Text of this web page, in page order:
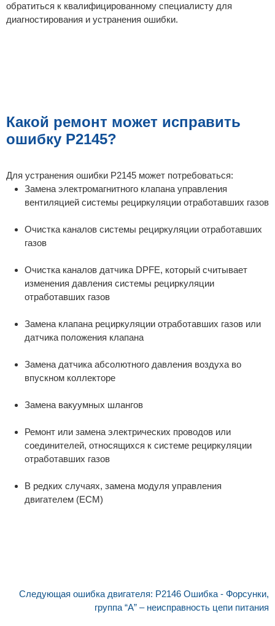
обратиться к квалифицированному специалисту для
диагностирования и устранения ошибки.
Какой ремонт может исправить
ошибку P2145?
Для устранения ошибки P2145 может потребоваться:
Замена электромагнитного клапана управления
вентиляцией системы рециркуляции отработавших газов
Очистка каналов системы рециркуляции отработавших
газов
Очистка каналов датчика DPFE, который считывает
изменения давления системы рециркуляции
отработавших газов
Замена клапана рециркуляции отработавших газов или
датчика положения клапана
Замена датчика абсолютного давления воздуха во
впускном коллекторе
Замена вакуумных шлангов
Ремонт или замена электрических проводов или
соединителей, относящихся к системе рециркуляции
отработавших газов
В редких случаях, замена модуля управления
двигателем (ECM)
Следующая ошибка двигателя: P2146 Ошибка - Форсунки,
группа “A” – неисправность цепи питания